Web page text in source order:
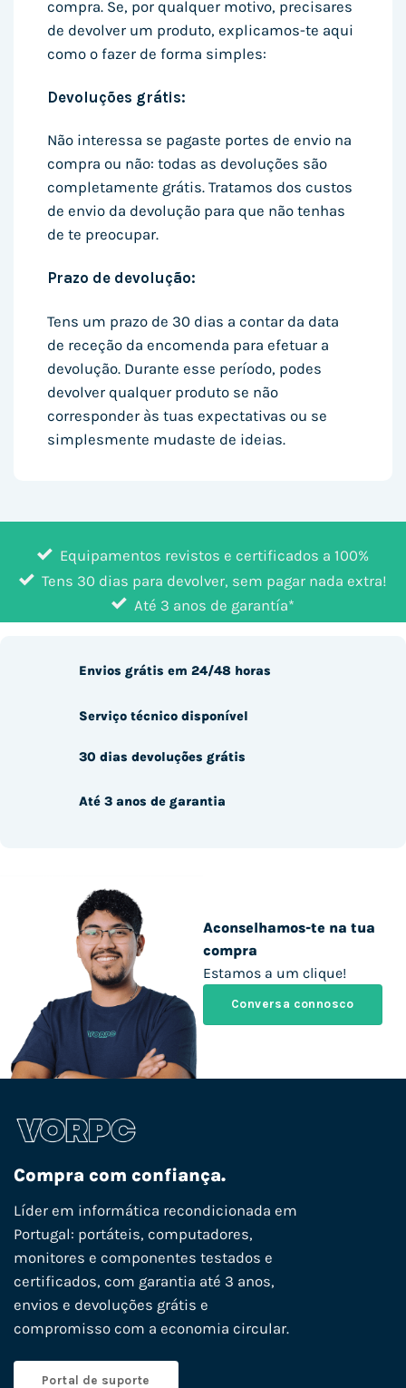
compra. Se, por qualquer motivo, precisares
de devolver um produto, explicamos-te aqui
como o fazer de forma simples:
Devoluções grátis:
Não interessa se pagaste portes de envio na
compra ou não: todas as devoluções são
completamente grátis. Tratamos dos custos
de envio da devolução para que não tenhas
de te preocupar.
Prazo de devolução:
Tens um prazo de 30 dias a contar da data
de receção da encomenda para efetuar a
devolução. Durante esse período, podes
devolver qualquer produto se não
corresponder às tuas expectativas ou se
simplesmente mudaste de ideias.
Equipamentos revistos e certificados a 100%
Tens 30 dias para devolver, sem pagar nada extra!
Até 3 anos de garantía*
Aconselhamos-te na tua
compra
Estamos a um clique!
Conversa connosco
Envios grátis em 24/48 horas
Serviço técnico disponível
30 dias devoluções grátis
Até 3 anos de garantia
Compra com confiança.
Líder em informática recondicionada em
Portugal: portáteis, computadores,
monitores e componentes testados e
certificados, com garantia até 3 anos,
envios e devoluções grátis e
compromisso com a economia circular.
Portal de suporte